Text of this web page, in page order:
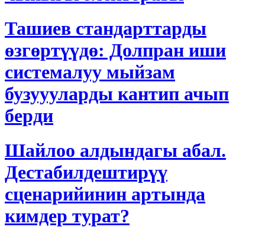
Ташиев стандарттарды
өзгөртүүдө: Долпран иши
системалуу мыйзам
бузуууларды кантип ачып
берди
Шайлоо алдындагы абал.
Дестабилдештирүү
сценарийинин артында
кимдер турат?